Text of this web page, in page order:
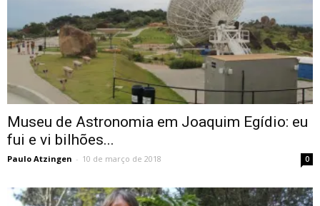
Museu de Astronomia em Joaquim Egí­dio: eu
fui e vi bilhões...
Paulo Atzingen - 10 de março de 2018 0